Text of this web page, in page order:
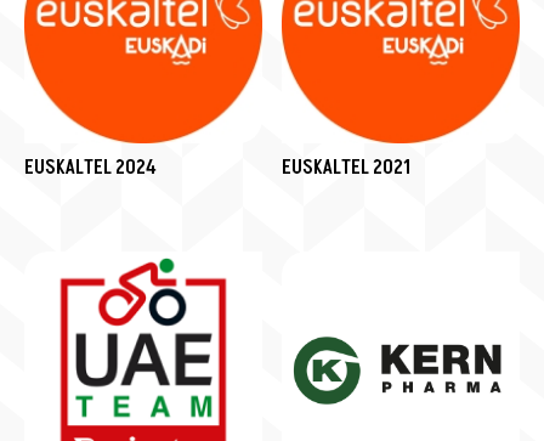
EUSKALTEL 2024 EUSKALTEL 2021